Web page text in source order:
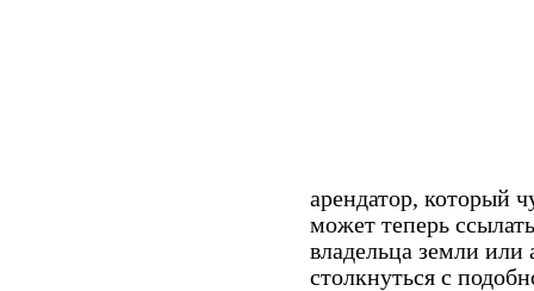
арендатор, который
может теперь
владельца земли или
столкнуться с